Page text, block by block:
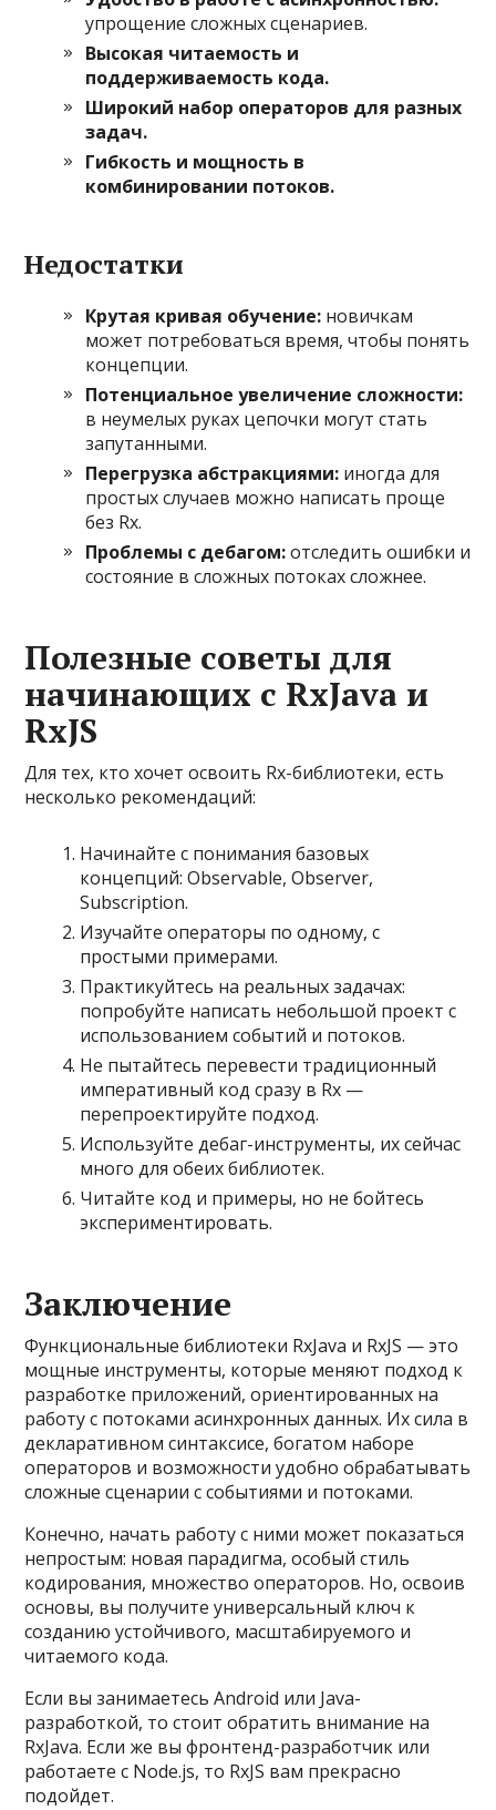
упрощение сложных сценариев.
Высокая читаемость и
поддерживаемость кода.
Широкий набор операторов для разных
задач.
Гибкость и мощность в
комбинировании потоков.
Недостатки
Крутая кривая обучение: новичкам
может потребоваться время, чтобы понять
концепции.
Потенциальное увеличение сложности:
в неумелых руках цепочки могут стать
запутанными.
Перегрузка абстракциями: иногда для
простых случаев можно написать проще
без Rx.
Проблемы с дебагом:отследить ошибки и
состояние в сложных потоках сложнее.
Полезные советы для
начинающих с RxJava и
RxJS
Для тех, кто хочет освоить Rx-библиотеки, есть
несколько рекомендаций:
Начинайте с понимания базовых
концепций: Observable, Observer,
Subscription.
Изучайте операторы по одному, с
простыми примерами.
Практикуйтесь на реальных задачах:
попробуйте написать небольшой проект с
использованием событий и потоков.
Не пытайтесь перевести традиционный
императивный код сразу в Rx —
перепроектируйте подход.
Используйте дебаг-инструменты, их сейчас
много для обеих библиотек.
Читайте код и примеры, но не бойтесь
экспериментировать.
Заключение
Функциональные библиотеки RxJava и RxJS — это
мощные инструменты, которые меняют подход к
разработке приложений, ориентированных на
работу с потоками асинхронных данных. Их сила в
декларативном синтаксисе, богатом наборе
операторов и возможности удобно обрабатывать
сложные сценарии с событиями и потоками.
Конечно, начать работу с ними может показаться
непростым: новая парадигма, особый стиль
кодирования, множество операторов. Но, освоив
основы, вы получите универсальный ключ к
созданию устойчивого, масштабируемого и
читаемого кода.
Если вы занимаетесь Android или Java-
разработкой, то стоит обратить внимание на
RxJava. Если же вы фронтенд-разработчик или
работаете с Node.js, то RxJS вам прекрасно
подойдет.